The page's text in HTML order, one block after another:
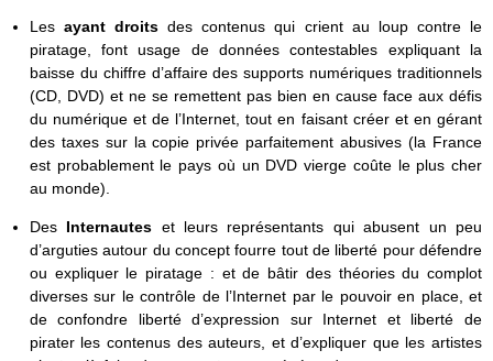
Lesayant droitsdes contenus qui crient au loup contre le
piratage, font usage de données contestables expliquant la
baisse du chiffre d’affaire des supports numériques traditionnels
(CD, DVD) et ne se remettent pas bien en cause face aux défis
du numérique et de l’Internet, tout en faisant créer et en gérant
des taxes sur la copie privée parfaitement abusives (la France
est probablement le pays où un DVD vierge coûte le plus cher
au monde).
Des Internautes et leurs représentants qui abusent un peu
d’arguties autour du concept fourre tout de liberté pour défendre
ou expliquer le piratage : et de bâtir des théories du complot
diverses sur le contrôle de l’Internet par le pouvoir en place, et
de confondre liberté d’expression sur Internet et liberté de
pirater les contenus des auteurs, et d’expliquer que les artistes